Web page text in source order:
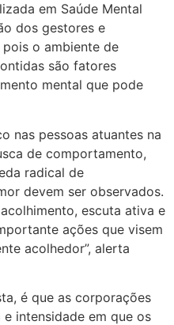
em Saúde Mental
dos gestores e
o ambiente de
são fatores
mental que pode
nas pessoas atuantes na
de comportamento,
radical de
devem ser observados.
escuta ativa e
ações que visem
acolhedor”, alerta
é que as corporações
intensidade em que os